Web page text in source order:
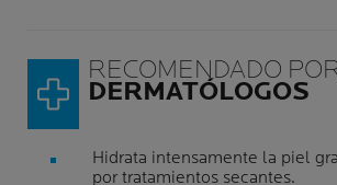
RECOMENDADO
DERMATÓLOGOS
Hidrata intensamente la piel
por tratamientos secantes.